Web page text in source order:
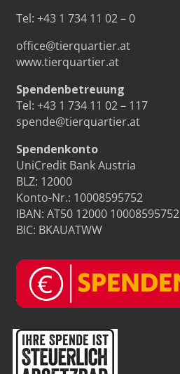
Tel: +43 1 734 11 02 – 0
office@tierquartier.at
www.tierquartier.at
Spendenbetreuung
Tel: +43 1 734 11 02 – 117
spende@tierquartier.at
Spendenkonto
UniCredit Bank Austria
BLZ: 12000
Konto-Nr.: 10008595752
IBAN: AT50 12000 10008595752
BIC: BKAUATWW